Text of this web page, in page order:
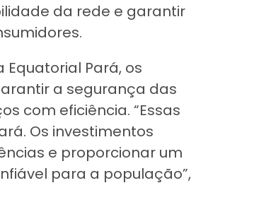
da rede e garantir
Equatorial Pará, os
a segurança das
com eficiência. “Essas
Os investimentos
e proporcionar um
para a população”,